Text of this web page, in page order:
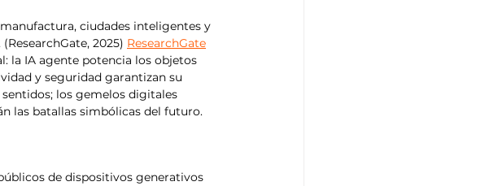
manufactura, ciudades inteligentes y
2025) ResearchGate
la IA agente potencia los objetos
y seguridad garantizan su
los gemelos digitales
las batallas simbólicas del futuro.
de dispositivos generativos